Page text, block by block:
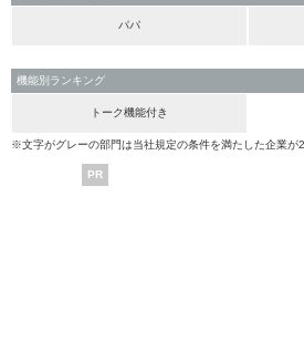
パパ
機能別ランキング
トーク機能付き
※文字がグレーの部門は当社規定の条件を満たした企業が
PR